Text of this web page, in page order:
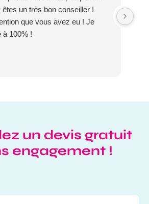
êtes un très bon conseiller !
que vous avez eu ! Je
à 100% !
un devis gratuit
engagement !